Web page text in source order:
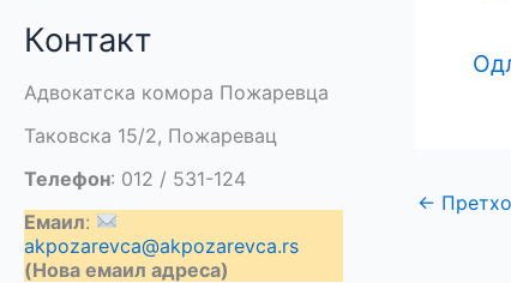
Контакт
Адвокатска комора Пожаревца
Таковска 15/2, Пожаревац
Телефон: 012 / 531-124
Емаил:
akpozarevca@akpozarevca.rs
(Нова емаил адреса)
←